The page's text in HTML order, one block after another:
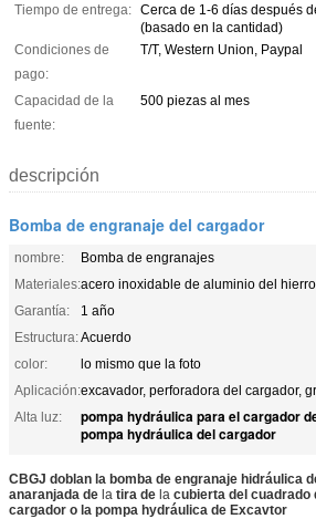
Tiempo de entrega: Cerca de 1-6 días después
(basado en la cantidad)
Condiciones de
pago:
T/T, Western Union, Paypal
Capacidad de la
fuente:
500 piezas al mes
descripción
Bomba de engranaje del cargador
nombre:
Bomba de engranajes
Materiales:acero inoxidable de aluminio del hierro
Garantía:
1 año
Estructura:Acuerdo
color:
lo mismo que la foto
Aplicación:excavador, perforadora del cargador,
Alta luz:
pompa hydráulica para el cargador
pompa hydráulica del cargador
CBGJ doblan la bomba de engranaje hidráulica
anaranjada de la tira de la cubierta del cuadrado
cargador o la pompa hydráulica de Excavtor